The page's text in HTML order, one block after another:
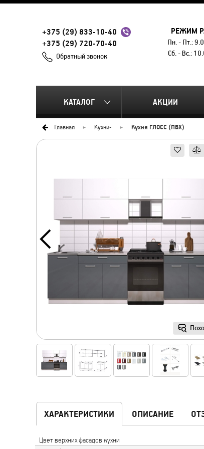
+375 (29) 833-10-40
+375 (29) 720-70-40
Обратный звонок
РЕЖИМ
Пн. - Пт.:
Сб. - Вс.:
КАТАЛОГ АКЦИИ
Главная Кухни- Кухня ГЛОСС (ПВХ)
ХАРАКТЕРИСТИКИ ОПИСАНИЕ
Цвет верхних фасадов кухни